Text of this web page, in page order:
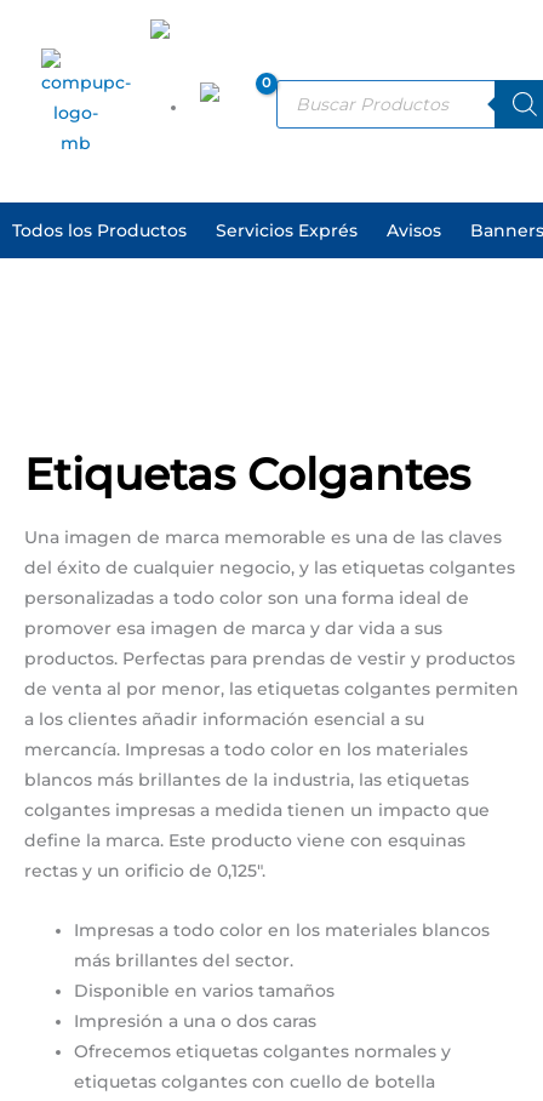
contenido
Products
search
Todos los Productos Servicios Exprés Avisos
Etiquetas Colgantes
Una imagen de marca memorable es una de las claves
del éxito de cualquier negocio, y las etiquetas colgantes
personalizadas a todo color son una forma ideal de
promover esa imagen de marca y dar vida a sus
productos. Perfectas para prendas de vestir y productos
de venta al por menor, las etiquetas colgantes permiten
a los clientes añadir información esencial a su
mercancía. Impresas a todo color en los materiales
blancos más brillantes de la industria, las etiquetas
colgantes impresas a medida tienen un impacto que
define la marca. Este producto viene con esquinas
rectas y un orificio de 0,125″.
Impresas a todo color en los materiales blancos
más brillantes del sector.
Disponible en varios tamaños
Impresión a una o dos caras
Ofrecemos etiquetas colgantes normales y
etiquetas colgantes con cuello de botella